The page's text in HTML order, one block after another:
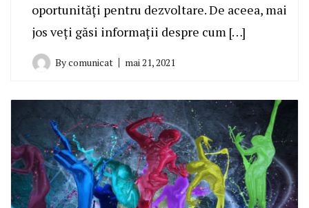
oportunități pentru dezvoltare. De aceea, mai
jos veți găsi informații despre cum […]
Bycomunicat mai 21, 2021